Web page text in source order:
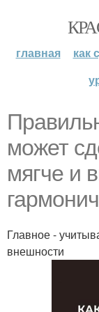
главная как
может
мягче и
Главное -
внешности